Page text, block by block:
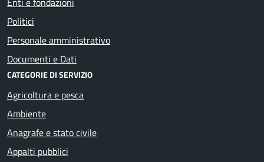
Politici
Personale amministrativo
Documenti e Dati
CATEGORIE DI SERVIZIO
Agricoltura e pesca
Ambiente
Anagrafe e stato civile
Appalti pubblici